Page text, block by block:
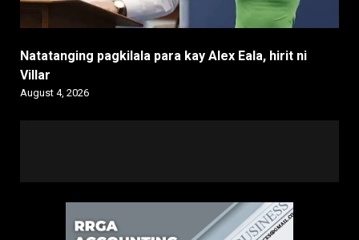
Natatanging pagkilala para kay Alex Eala, hirit ni
Villar
August 4, 2026